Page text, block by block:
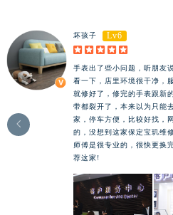
坏孩子 Lv6
    
手表出了些小问题，听朋友
看一下，店里环境很干净，
就修好了，修完的手表跟新
带都裂开了，本来以为只能
家，停车方便，比较好找，
的，没想到这家保定宝玑维
师傅是很专业的，很快更换
荐这家!
